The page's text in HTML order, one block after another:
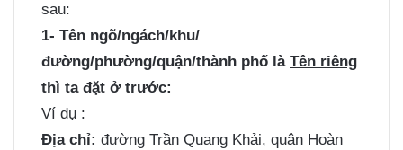
sau:
1- Tên ngõ/ngách/khu/
đường/phường/quận/thành phố là Tên riêng
thì ta đặt ở trước:
Ví dụ :
Địa chỉ: đường Trần Quang Khải, quận Hoàn